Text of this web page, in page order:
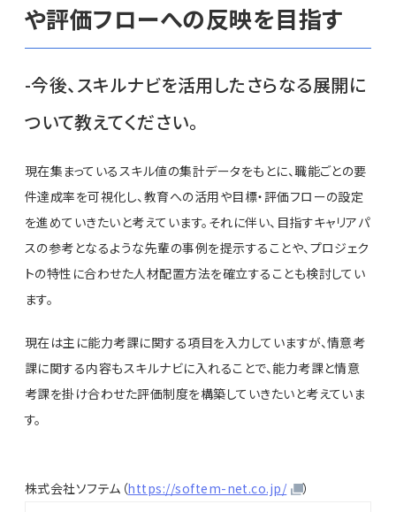
や評価フローへの反映を目指す
-今後、スキルナビを活用したさらなる展開に
ついて教えてください。
現在集まっているスキル値の集計データをもとに、職能ごとの要
件達成率を可視化し、教育への活用や目標・評価フローの設定
を進めていきたいと考えています。それに伴い、目指すキャリアパ
スの参考となるような先輩の事例を提示することや、プロジェク
トの特性に合わせた人材配置方法を確立することも検討してい
ます。
現在は主に能力考課に関する項目を入力していますが、情意考
課に関する内容もスキルナビに入れることで、能力考課と情意
考課を掛け合わせた評価制度を構築していきたいと考えていま
す。
株式会社ソフテム（https://softem-net.co.jp/ ）